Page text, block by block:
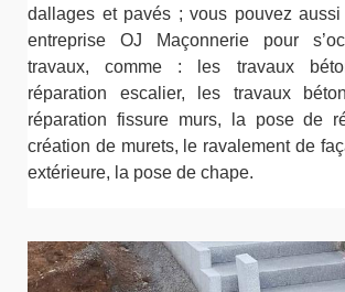
dallages et pavés ; vous pouvez aussi
entreprise OJ Maçonnerie pour
travaux, comme : les travaux
réparation escalier, les travaux
réparation fissure murs, la pose de
création de murets, le ravalement de
extérieure, la pose de chape.